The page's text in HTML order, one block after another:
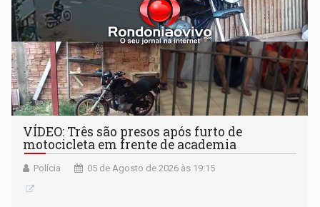
VÍDEO: Três são presos após furto de
motocicleta em frente de academia
Polícia 05 de Agosto de 2026 às 19:15